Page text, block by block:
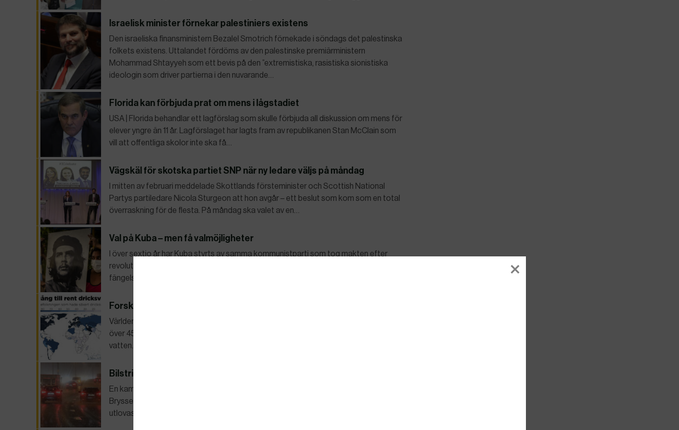
Israelisk minister förnekar palestiniers existens
Den israeliska finansministern Bezalel Smotrich förnekade i söndags det palestinska
folkets existens. Uttalandet fördöms av den palestinske premiärministern
Mohammad Shtayyeh som ett bevis på den ”extremistiska, rasistiska sionistiska
ideologin som driver partierna i den nuvarande…
Florida kan förbjuda prat om mens i lågstadiet
USA | Florida behandlar ett lagförslag som skulle förbjuda all diskussion om mens för
elever yngre än 11 år. Lagförslaget har lagts fram av republikanen Stan McClain som
vill att offentliga skolor inte ska få…
Vägskäl för skotska partiet SNP när ny ledare väljs på måndag
I mitten av februari meddelade Skottlands försteminister och Scottish National
Partys partiledare Nicola Sturgeon att hon avgår – ett beslut som kom som en total
överraskning för de flesta. På måndag ska valet av en…
Val på Kuba – men få valmöjligheter
I över sextio år har Kuba styrts av samma kommunistparti som tog makten efter
revolutionen. Protesterna sommaren 2021 var de största sedan dess – och
fängelserna fylldes upp med politiska fångar. På söndag går kubanerna…
Forskarvarningen: ”Risk att vattnet tar slut”
Världens tillgång till vatten hotas av torka och ökad nederbörd. För första gången på
över 45 år ska FN ta ett samlat grepp om frågan.– För mycket, för lite eller för skitigt
vatten. Det sammanfattar…
Bilstrid tog över på toppmöte
En kamp om framtida bilutsläpp överskuggade det mesta när EU-ledarna samlades i
Bryssel.Tyskland kräver klartecken för e-bränslen – och intensiva förhandlingar
utlovas från EU.